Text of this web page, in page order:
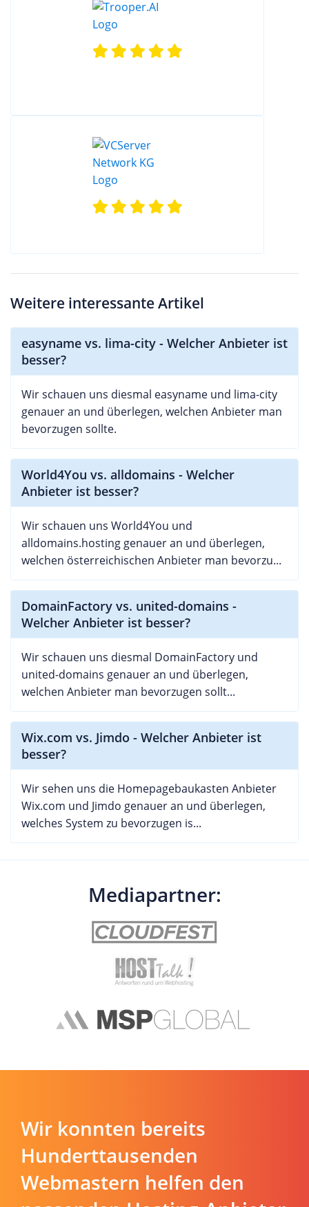
Weitere interessante Artikel
easyname vs. lima-city - Welcher Anbieter ist
besser?
Wir schauen uns diesmal easyname und lima-city
genauer an und überlegen, welchen Anbieter man
bevorzugen sollte.
World4You vs. alldomains - Welcher
Anbieter ist besser?
Wir schauen uns World4You und
alldomains.hosting genauer an und überlegen,
welchen österreichischen Anbieter man bevorzu...
DomainFactory vs. united-domains -
Welcher Anbieter ist besser?
Wir schauen uns diesmal DomainFactory und
united-domains genauer an und überlegen,
welchen Anbieter man bevorzugen sollt...
Wix.com vs. Jimdo - Welcher Anbieter ist
besser?
Wir sehen uns die Homepagebaukasten Anbieter
Wix.com und Jimdo genauer an und überlegen,
welches System zu bevorzugen is...
Mediapartner:
Wir konnten bereits
Hunderttausenden
Webmastern helfen den